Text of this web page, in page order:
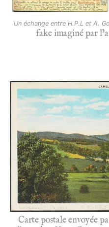
Un échange entre H.P.L et A.
fake imaginé par
Carte postale envoyée